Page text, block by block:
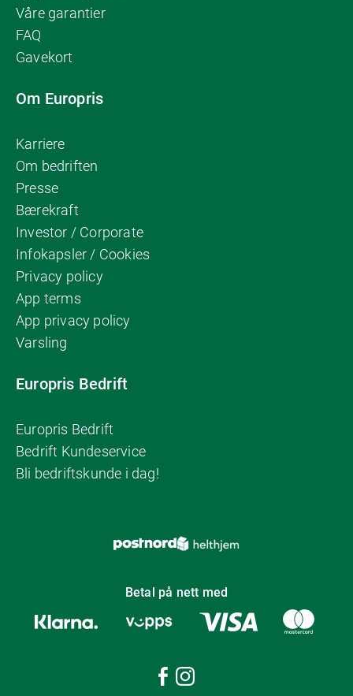
Våre garantier
FAQ
Gavekort
Om Europris
Karriere
Om bedriften
Presse
Bærekraft
Investor / Corporate
Infokapsler / Cookies
Privacy policy
App terms
App privacy policy
Varsling
Europris Bedrift
Europris Bedrift
Bedrift Kundeservice
Bli bedriftskunde i dag!
Betal på nett med